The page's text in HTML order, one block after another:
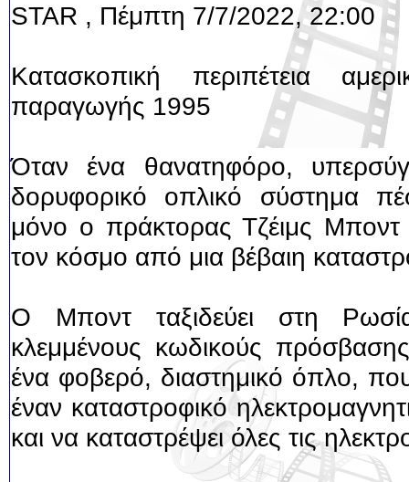
STAR , Πέμπτη 7/7/2022, 22:00
Κατασκοπική περιπέτεια
παραγωγής 1995
Όταν ένα θανατηφόρο,
δορυφορικό οπλικό σύστημα
μόνο ο πράκτορας Τζέιμς
τον κόσμο από μια βέβαιη
Ο Μποντ ταξιδεύει στη
κλεμμένους κωδικούς
ένα φοβερό, διαστημικό όπλο,
έναν καταστροφικό
και να καταστρέψει όλες τις